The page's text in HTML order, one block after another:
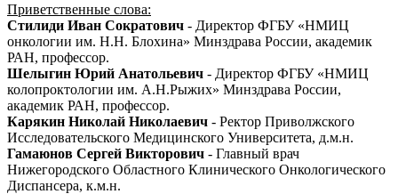
Приветственные слова:
Стилиди Иван Сократович - Директор ФГБУ «НМИЦ
онкологии им. Н.Н. Блохина» Минздрава России, академик
РАН, профессор.
Шелыгин Юрий Анатольевич - Директор ФГБУ «НМИЦ
колопроктологии им. А.Н.Рыжих» Минздрава России,
академик РАН, профессор.
Карякин Николай Николаевич - Ректор Приволжского
Исследовательского Медицинского Университета, д.м.н.
Гамаюнов Сергей Викторович - Главный врач
Нижегородского Областного Клинического Онкологического
Диспансера, к.м.н.